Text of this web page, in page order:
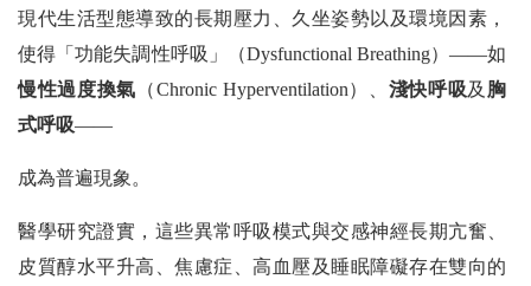
現代生活型態導致的長期壓力、久坐姿勢以及環境因素，
使得「功能失調性呼吸」（Dysfunctional Breathing）——如
慢性過度換氣 （Chronic Hyperventilation）、 淺快呼吸及 胸
式呼吸——
成為普遍現象。
醫學研究證實，這些異常呼吸模式與交感神經長期亢奮、
皮質醇水平升高、焦慮症、高血壓及睡眠障礙存在雙向的